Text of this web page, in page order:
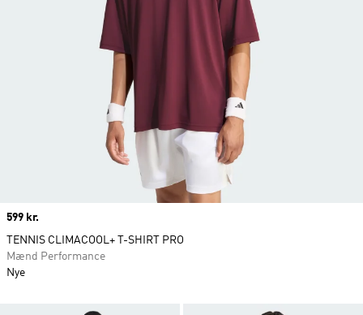
Price
599 kr.
TENNIS CLIMACOOL+ T-SHIRT PRO
Mænd Performance
Nye